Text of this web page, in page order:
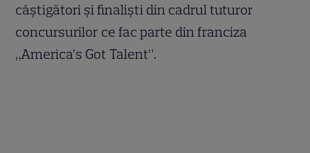
câștigători și finaliști din cadrul tuturor
concursurilor ce fac parte din franciza
„America’s Got Talent”.